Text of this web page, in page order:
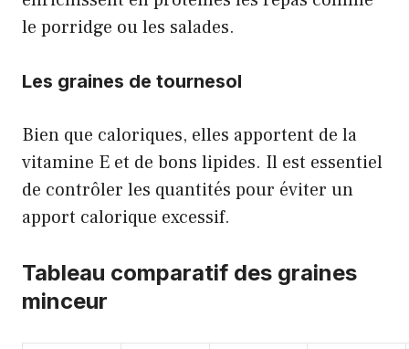
le porridge ou les salades.
Les graines de tournesol
Bien que caloriques, elles apportent de la
vitamine E et de bons lipides. Il est essentiel
de contrôler les quantités pour éviter un
apport calorique excessif.
Tableau comparatif des graines
minceur